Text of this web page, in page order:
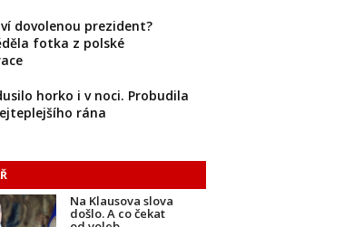
dovolenou prezident?
fotka z polské
horko i v noci. Probudila
rána
Na Klausova slova
došlo. A co čekat